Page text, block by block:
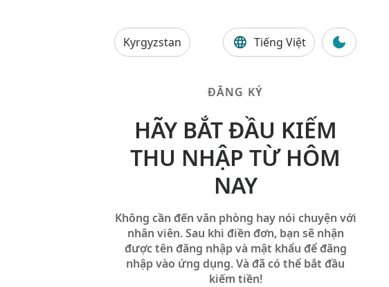
Kyrgyzstan Tiếng Việt
ĐĂNG KÝ
HÃY BẮT ĐẦU KIẾM
THU NHẬP TỪ HÔM
NAY
Không cần đến văn phòng hay nói chuyện với
nhân viên. Sau khi điền đơn, bạn sẽ nhận
được tên đăng nhập và mật khẩu để đăng
nhập vào ứng dụng. Và đã có thể bắt đầu
kiếm tiền!